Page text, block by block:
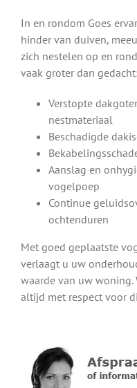
In en rondom Goes
hinder van duiven,
zich nestelen op en
vaak groter dan gedacht:
Verstopte
nestmateriaal
Beschadigde
Aanslag en
vogelpoep
Continue
ochtenduren
Met goed geplaatste
verlaagt u uw
waarde van uw
altijd met respect voor